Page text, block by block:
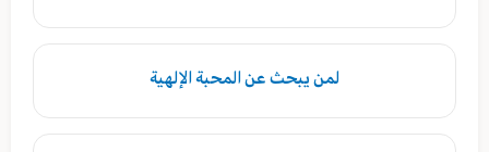
لمن يبحث عن المحبة الإلهية